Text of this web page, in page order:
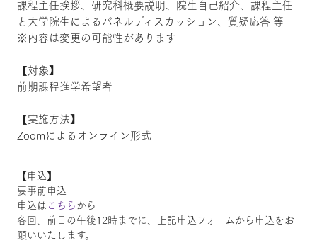
課程主任挨拶、研究科概要説明、院生自己紹介、課程主任
と大学院生によるパネルディスカッション、質疑応答 等
※内容は変更の可能性があります
【対象】
前期課程進学希望者
【実施方法】
Zoomによるオンライン形式
【申込】
要事前申込
申込はこちらから
各回、前日の午後12時までに、上記申込フォームから申込をお
願いいたします。